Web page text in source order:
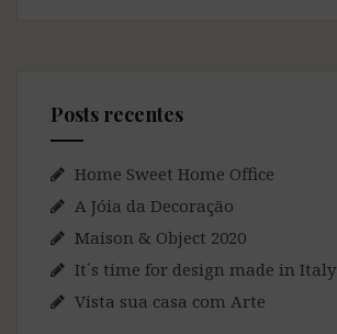
Posts recentes
Home Sweet Home Office
A Jóia da Decoração
Maison & Object 2020
It´s time for design made in Italy
Vista sua casa com Arte